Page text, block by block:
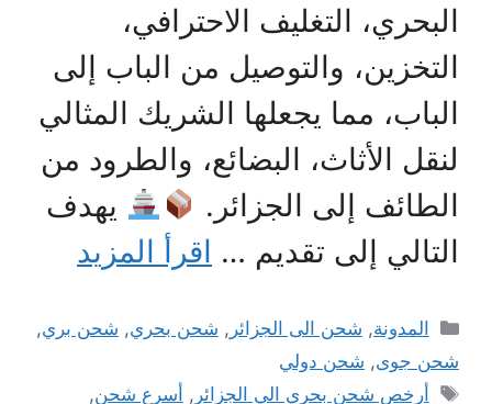
البحري، التغليف الاحترافي،
التخزين، والتوصيل من الباب إلى
الباب، مما يجعلها الشريك المثالي
لنقل الأثاث، البضائع، والطرود من
الطائف إلى الجزائر.
يهدف
التالي إلى تقديم … اقرأ المزيد
التصنيفات
المدونة, شحن الى الجزائر , شحن بحري, شحن بري,
شحن جوى, شحن دولي
الوسوم
أرخص شحن بحري الي الجزائر , أسرع شحن,